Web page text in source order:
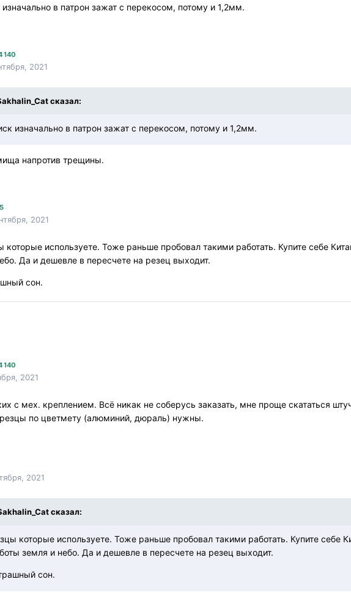
в патрон зажат с перекосом, потому и 1,2мм.
140
2021
сказал:
изначально в патрон зажат с перекосом, потому и 1,2мм.
напротив трещины.
2021
используете. Тоже раньше пробовал такими работать. Купите себе
Да и дешевле в пересчете на резец выходит.
сон.
140
2021
с мех. креплением. Всё никак не соберусь заказать, мне проще скататься
по цветмету (алюминий, дюраль) нужны.
2021
сказал:
которые используете. Тоже раньше пробовал такими работать. Купите себе
земля и небо. Да и дешевле в пересчете на резец выходит.
сон.